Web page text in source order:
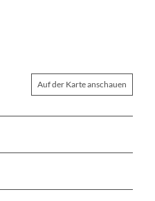
Auf der Karte anschauen